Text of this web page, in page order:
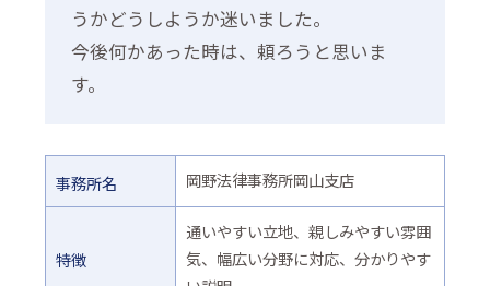
うかどうしようか迷いました。
今後何かあった時は、頼ろうと思いま
す。
事務所名 岡野法律事務所岡山支店
特徴
通いやすい立地、親しみやすい雰囲
気、幅広い分野に対応、分かりやす